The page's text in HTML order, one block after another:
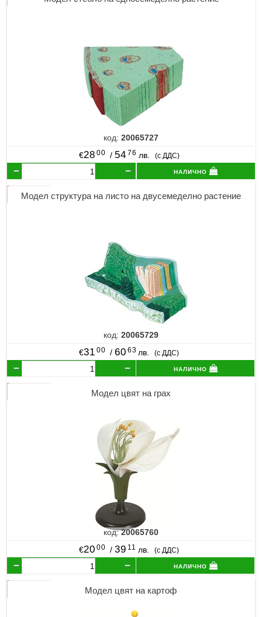
код: 20065727
€28 00 / 54 76 лв. (с ДДС)
налично
Модел структура на листо на двусемеделно растение
код: 20065729
€31 00 / 60 63 лв. (с ДДС)
налично
Модел цвят на грах
код:20065760
€20 00 /39 11 лв. (с ДДС)
налично
Модел цвят на картоф